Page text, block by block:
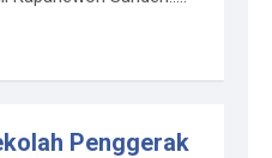
Penggerak